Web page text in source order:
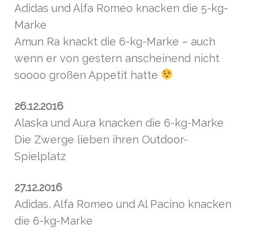
Adidas und Alfa Romeo knacken die 5-kg-
Marke
Amun Ra knackt die 6-kg-Marke – auch
wenn er von gestern anscheinend nicht
soooo großen Appetit hatte
26.12.2016
Alaska und Aura knacken die 6-kg-Marke
Die Zwerge lieben ihren Outdoor-
Spielplatz
27.12.2016
Adidas, Alfa Romeo und Al Pacino knacken
die 6-kg-Marke